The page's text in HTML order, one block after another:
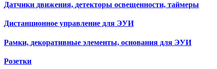
Датчики движения, детекторы освещенности, таймеры
Дистанционное управление для ЭУИ
Рамки, декоративные элементы, основания для ЭУИ
Розетки